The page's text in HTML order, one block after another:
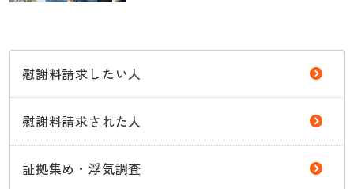
慰謝料請求したい人
慰謝料請求された人
証拠集め・浮気調査